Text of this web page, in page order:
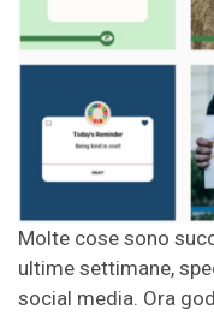
Molte cose sono
ultime settimane,
social media. Ora